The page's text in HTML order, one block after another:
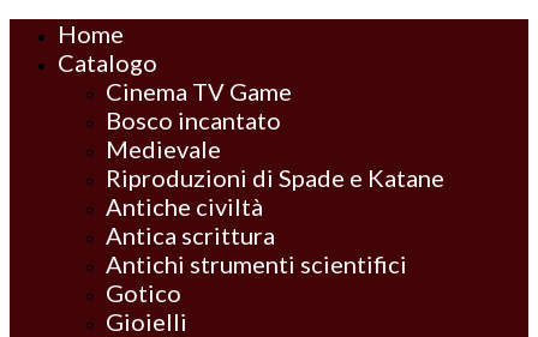
Home
Catalogo
Cinema TV Game
Bosco incantato
Medievale
Riproduzioni di Spade e Katane
Antiche civiltà
Antica scrittura
Antichi strumenti scientifici
Gotico
Gioielli